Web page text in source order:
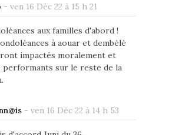
- ven 16 Déc 22 à 15 h 21
aux familles d'abord !
à aouar et dembélé
impactés moralement et
performants sur le reste de la
- ven 16 Déc 22 à 14 h 53